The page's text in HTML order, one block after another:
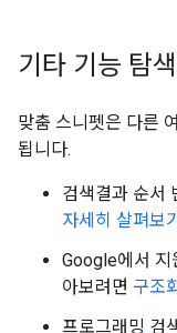
기타 기능 탐색
맞춤 스니펫은 다른
됩니다.
검색결과 순서
자세히 살펴보기
Google에서 지
아보려면 구조
프로그래밍 검